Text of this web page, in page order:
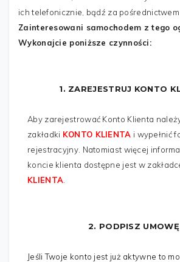
WIADOMOŚĆ*
Wyślij
ich telefonicznie, bądź za
Zainteresowani samochodem z tego
Wykonajcie poniższe czynności:
1. ZAREJESTRUJ KONTO
Aby zarejestrować Konto Klienta
zakładki KONTO KLIENTA i wypełnić
rejestracyjny. Natomiast więcej
koncie klienta dostępne jest w
KLIENTA
2. PODPISZ UMOWĘ
Jeśli Twoje konto jest już aktywne to